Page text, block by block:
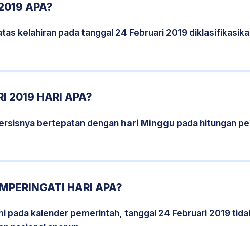
APA?
kelahiran pada tanggal 24 Februari 2019
2019 HARI APA?
bertepatan dengan hari Minggu pada hitungan
HARI APA?
pada kalender pemerintah, tanggal 24 Februari 2019